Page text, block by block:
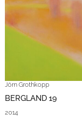
Jörn Grothkopp
BERGLAND 19
2014